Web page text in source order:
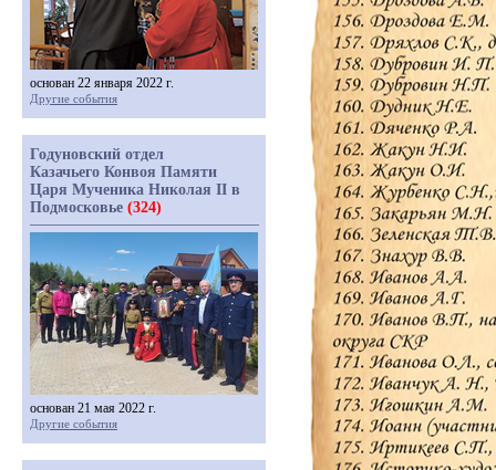
основан 22 января 2022 г.
Другие события
Годуновский отдел
Казачьего Конвоя Памяти
Царя Мученика Николая II в
Подмосковье (324)
основан 21 мая 2022 г.
Другие события